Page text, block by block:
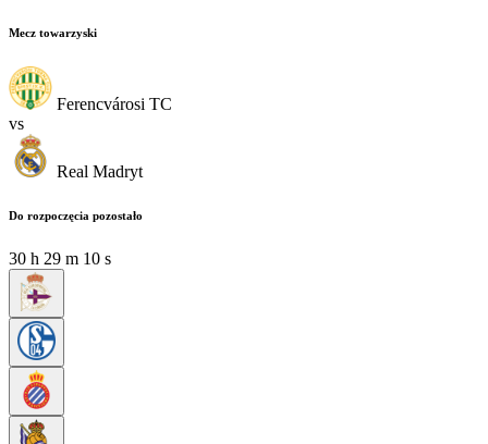
Mecz towarzyski
Ferencvárosi TC
vs
Real Madryt
Do rozpoczęcia pozostało
30 h 29 m 08 s